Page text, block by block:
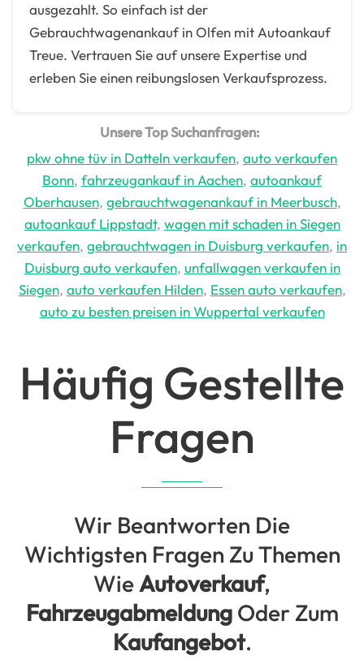
ausgezahlt. So einfach ist der
Gebrauchtwagenankauf in Olfen mit Autoankauf
Treue. Vertrauen Sie auf unsere Expertise und
erleben Sie einen reibungslosen Verkaufsprozess.
Unsere Top Suchanfragen:
pkw ohne tüv in Datteln verkaufen, auto verkaufen
Bonn, fahrzeugankauf in Aachen, autoankauf
Oberhausen, gebrauchtwagenankauf in Meerbusch,
autoankauf Lippstadt, wagen mit schaden in Siegen
verkaufen, gebrauchtwagen in Duisburg verkaufen, in
Duisburg auto verkaufen, unfallwagen verkaufen in
Siegen, auto verkaufen Hilden, Essen auto verkaufen,
auto zu besten preisen in Wuppertal verkaufen
Häufig Gestellte
Fragen
Wir Beantworten Die
Wichtigsten Fragen Zu Themen
WieAutoverkauf,
FahrzeugabmeldungOder Zum
Kaufangebot.